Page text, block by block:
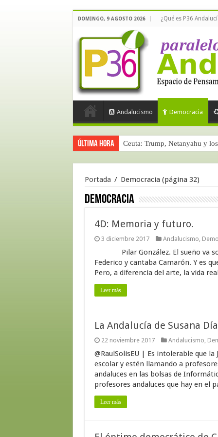
DOMINGO, 9 AGOSTO 2026 ¿Qué es P36
Andalucismo Democracia
Última hora Ceuta: Trump, Netanyahu y
Portada / Democracia (página 32)
Democracia
4D: Memoria y futuro.
3 diciembre 2017 Andalucismo,
Pilar González. El sueño va
Federico y cantaba Camarón. Y es
Pero, a diferencia del arte, la vida
Leer más
La Andalucía de Susana
22 noviembre 2017 Andalucismo,
@RaulSolisEU | Es intolerable que
escolar y estén llamando a
andaluces en las bolsas de
profesores andaluces que hay en el
Leer más